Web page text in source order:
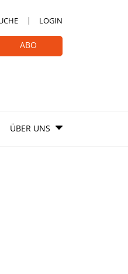
LOGIN
ABO
ÜBER UNS